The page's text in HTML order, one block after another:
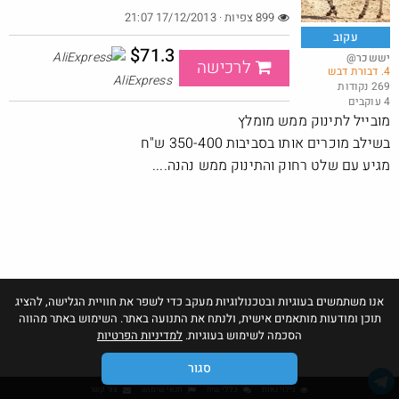
רביעיית תחתוני בוקסר אד הארדי ב-25 דולר, ונכללים במשלוח חינם
@כרמלהגלבוע
אנו משתמשים בעוגיות ובטכנולוגיות מעקב כדי לשפר את חוויית הגלישה, להציג
תוכן ומודעות מותאמים אישית, ולנתח את התנועה באתר. השימוש באתר מהווה
הסכמה לשימוש בעוגיות. למדיניות הפרטיות
סגור
עקוב
@יששכר
4. דבורת דבש
269 נקודות
4 עוקבים
לרכישה $71.3
AliExpress
מובייל לתינוק ממש מומלץ
בשילב מוכרים אותו בסביבות 350-400 ש"ח
מגיע עם שלט רחוק והתינוק ממש נהנה....